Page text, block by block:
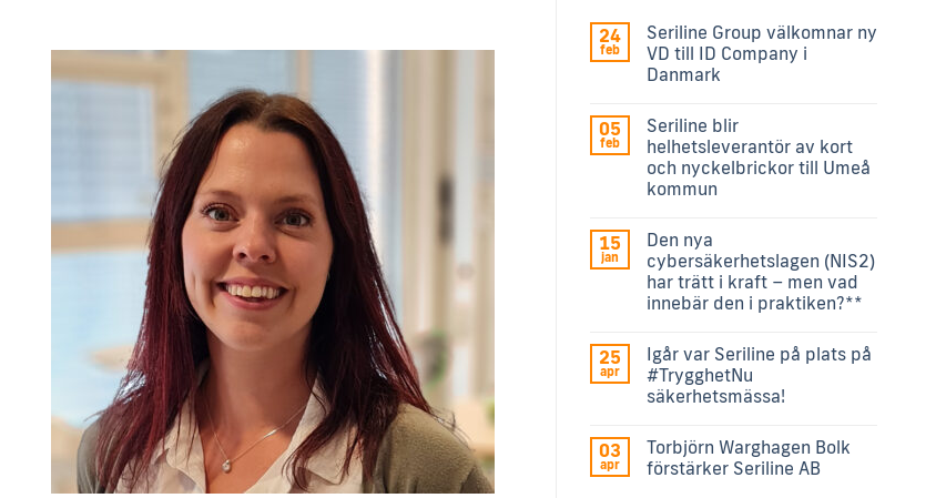
24
feb
Seriline Group välkomnar ny
VD till ID Company i
Danmark
05
feb
Seriline blir
helhetsleverantör av kort
och nyckelbrickor till Umeå
kommun
15
jan
Den nya
cybersäkerhetslagen (NIS2)
har trätt i kraft – men vad
innebär den i praktiken?**
25
apr
Igår var Seriline på plats på
#TrygghetNu
säkerhetsmässa!
03
apr
Torbjörn Warghagen Bolk
förstärker Seriline AB